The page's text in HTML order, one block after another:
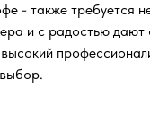
- также требуется
и с радостью дают